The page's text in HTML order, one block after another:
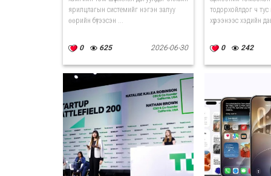
ярилцлагын системийг нэгэн залуу
өөрийн бүтээсэн ...
0 625 2026-06-30
тодорхойлдог ч
хүрээнээс хэдийн
0 242